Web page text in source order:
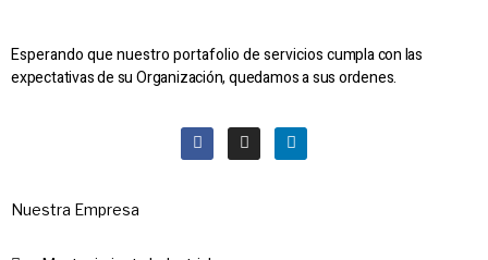
Esperando que nuestro portafolio de servicioscumpla con las
expectativas de su Organización, quedamos a sus ordenes.
Nuestra Empresa